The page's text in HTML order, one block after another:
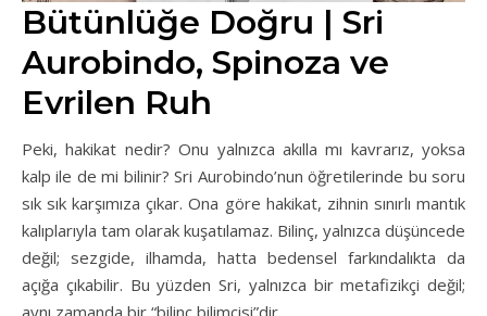
Bütünlüğe Doğru | Sri
Aurobindo, Spinoza ve
Evrilen Ruh
Peki, hakikat nedir? Onu yalnızca akılla mı kavrarız, yoksa
kalp ile de mi bilinir? Sri Aurobindo’nun öğretilerinde bu soru
sık sık karşımıza çıkar. Ona göre hakikat, zihnin sınırlı mantık
kalıplarıyla tam olarak kuşatılamaz. Bilinç, yalnızca düşüncede
değil; sezgide, ilhamda, hatta bedensel farkındalıkta da
açığa çıkabilir. Bu yüzden Sri, yalnızca bir metafizikçi değil;
aynı zamanda bir “bilinç bilimcisi”dir.